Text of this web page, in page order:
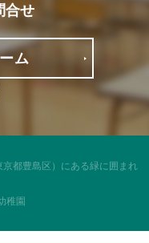
合せ
ム
稚園
都豊島区）にある緑に囲まれ